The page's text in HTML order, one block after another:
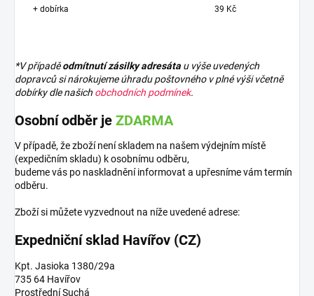
+ dobírka 39 Kč
*V případěodmítnutí zásilky adresáta u výše uvedených
dopravců si nárokujeme úhradu poštovného v plné výši včetně
dobírky dle našich obchodních podmínek.
Osobní odběr je ZDARMA
V případě, že zboží není skladem na našem výdejním místě
(expedičním skladu) k osobnímu odběru,
budeme vás po naskladnění informovat a upřesníme vám termín
odběru.
Zboží si můžete vyzvednout na níže uvedené adrese:
Expedniční sklad Havířov (CZ)
Kpt. Jasioka 1380/29a
735 64 Havířov
Prostřední Suchá